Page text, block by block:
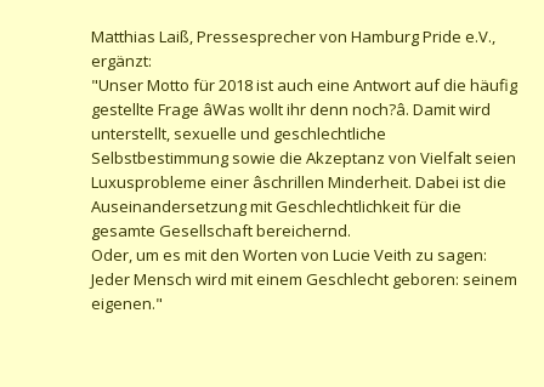
Matthias Laiß, Pressesprecher von Hamburg Pride e.V.,
ergänzt:
"Unser Motto für 2018 ist auch eine Antwort auf die häufig
gestellte Frage âWas wollt ihr denn noch?â. Damit wird
unterstellt, sexuelle und geschlechtliche
Selbstbestimmung sowie die Akzeptanz von Vielfalt seien
Luxusprobleme einer âschrillen Minderheit. Dabei ist die
Auseinandersetzung mit Geschlechtlichkeit für die
gesamte Gesellschaft bereichernd.
Oder, um es mit den Worten von Lucie Veith zu sagen:
Jeder Mensch wird mit einem Geschlecht geboren: seinem
eigenen."